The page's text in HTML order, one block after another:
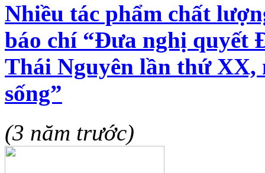
Nhiều tác phẩm chất
báo chí “Đưa nghị quyết
Thái Nguyên lần thứ XX,
sống”
(3 năm trước)